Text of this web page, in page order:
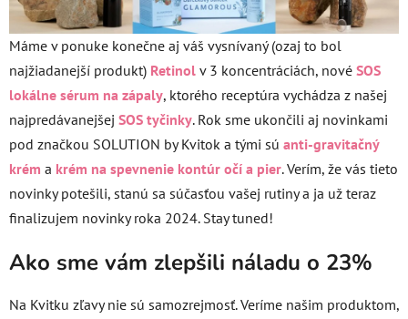
Máme v ponuke konečne aj váš vysnívaný (ozaj to bol
najžiadanejší produkt) Retinol v 3 koncentráciách, nové SOS
lokálne sérum na zápaly, ktorého receptúra vychádza z našej
najpredávanejšej SOS tyčinky. Rok sme ukončili aj novinkami
pod značkou SOLUTION by Kvitok a tými sú anti-gravitačný
krém a krém na spevnenie kontúr očí a pier. Verím, že vás tieto
novinky potešili, stanú sa súčasťou vašej rutiny a ja už teraz
finalizujem novinky roka 2024. Stay tuned!
Ako sme vám zlepšili náladu o 23%
Na Kvitku zľavy nie sú samozrejmosť. Veríme našim produktom,